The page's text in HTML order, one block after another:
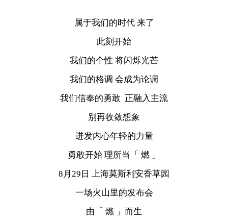
属于我们的时代 来了
此刻开始
我们的个性 将闪烁光芒
我们的格调 会成为论调
我们信奉的勇敢 正融入主流
别再收敛想象
迸发内心年轻的力量
勇敢开始 理所当「 燃 」
8月29日 上海莫斯利安香草园
一场火山里的发布会
由「 燃 」而生